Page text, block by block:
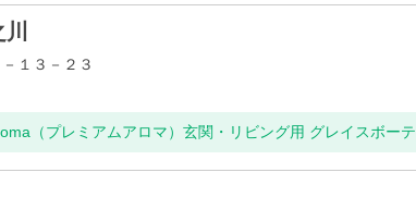
１３－２３
（プレミアムアロマ）玄関・リビング用 グレイスボーテ